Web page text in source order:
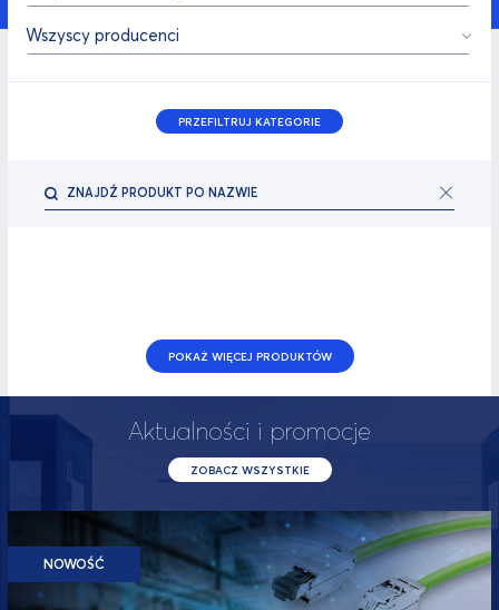
Wszyscy producenci
PRZEFILTRUJ KATEGORIE
POKAŻ WIĘCEJ PRODUKTÓW
Aktualności i promocje
ZOBACZ WSZYSTKIE
NOWOŚĆ